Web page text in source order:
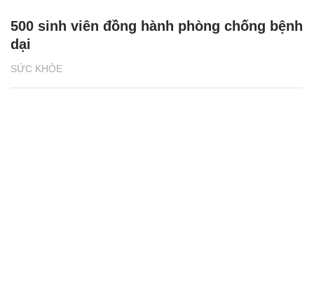
SỨC KHỎE
500 sinh viên đồng hành phòng chống bệnh
dại